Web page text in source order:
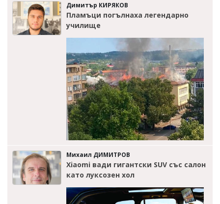
Димитър КИРЯКОВ
Пламъци погълнаха легендарно
училище
Михаил ДИМИТРОВ
Xiaomi вади гигантски SUV със салон
като луксозен хол